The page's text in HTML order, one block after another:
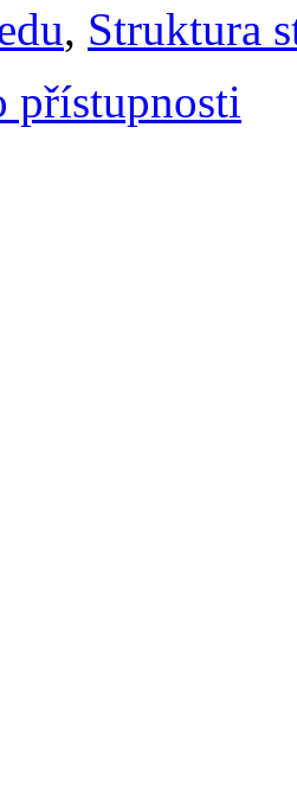
, Struktura
přístupnosti